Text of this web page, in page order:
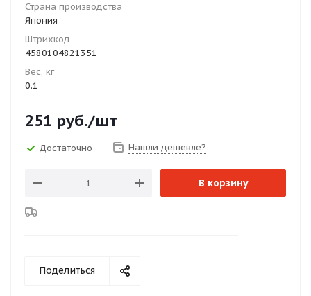
Страна производства
Япония
Штрихкод
4580104821351
Вес, кг
0.1
251 руб./шт
Достаточно Нашли дешевле?
В корзину
Поделиться